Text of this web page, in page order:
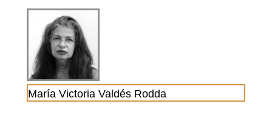
María Victoria Valdés Rodda